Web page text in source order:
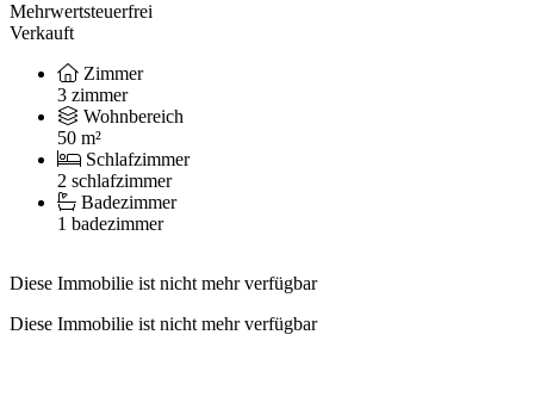
Mehrwertsteuerfrei
Verkauft
Zimmer
3 zimmer
Wohnbereich
50 m²
Schlafzimmer
2 schlafzimmer
Badezimmer
1 badezimmer
Diese Immobilie ist nicht mehr verfügbar
Diese Immobilie ist nicht mehr verfügbar